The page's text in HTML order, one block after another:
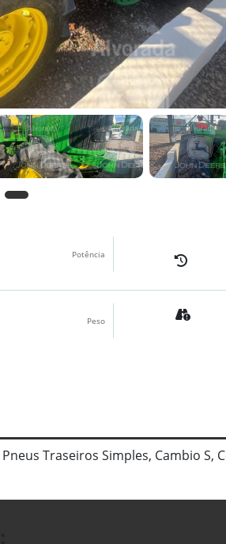
Potência
Peso
Traseiros Simples, Cambio S,